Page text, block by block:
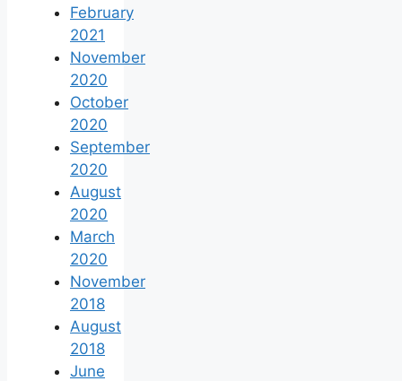
February
2021
November
2020
October
2020
September
2020
August
2020
March
2020
November
2018
August
2018
June